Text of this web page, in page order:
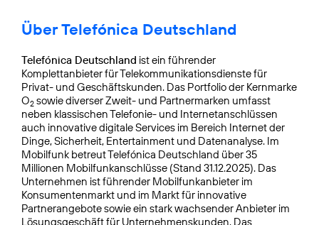
Über Telefónica Deutschland
Telefónica Deutschland ist ein führender
Komplettanbieter für Telekommunikationsdienste für
Privat- und Geschäftskunden. Das Portfolio der Kernmarke
O2 sowie diverser Zweit- und Partnermarken umfasst
neben klassischen Telefonie- und Internetanschlüssen
auch innovative digitale Services im Bereich Internet der
Dinge, Sicherheit, Entertainment und Datenanalyse. Im
Mobilfunk betreut Telefónica Deutschland über 35
Millionen Mobilfunkanschlüsse (Stand 31.12.2025). Das
Unternehmen ist führender Mobilfunkanbieter im
Konsumentenmarkt und im Markt für innovative
Partnerangebote sowie ein stark wachsender Anbieter im
Lösungsgeschäft für Unternehmenskunden. Das